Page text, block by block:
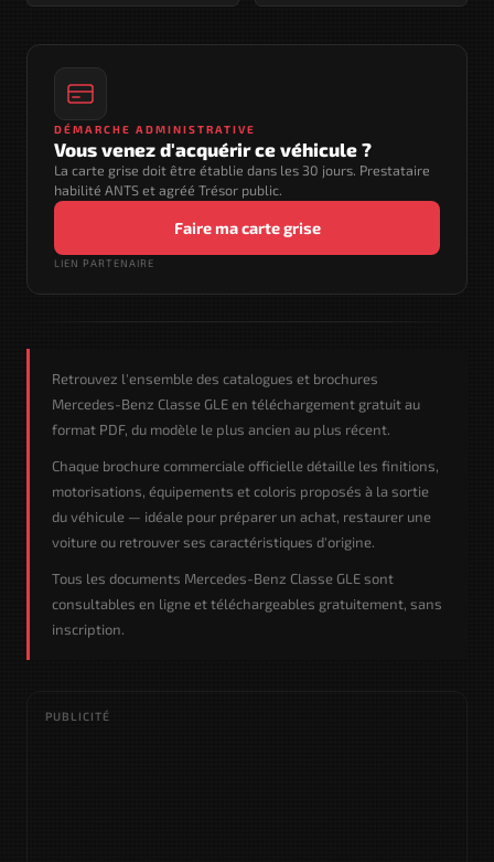
DÉMARCHE ADMINISTRATIVE
Vous venez d'acquérir ce véhicule ?
La carte grise doit être établie dans les 30 jours. Prestataire
habilité ANTS et agréé Trésor public.
Faire ma carte grise
LIEN PARTENAIRE
Retrouvez l'ensemble des catalogues et brochures
Mercedes-Benz Classe GLE en téléchargement gratuit au
format PDF, du modèle le plus ancien au plus récent.
Chaque brochure commerciale officielle détaille les finitions,
motorisations, équipements et coloris proposés à la sortie
du véhicule — idéale pour préparer un achat, restaurer une
voiture ou retrouver ses caractéristiques d'origine.
Tous les documents Mercedes-Benz Classe GLE sont
consultables en ligne et téléchargeables gratuitement, sans
inscription.
PUBLICITÉ